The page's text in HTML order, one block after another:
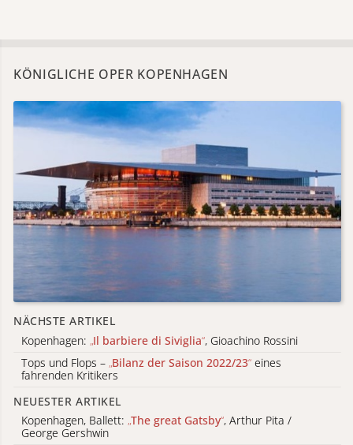
KÖNIGLICHE OPER KOPENHAGEN
NÄCHSTE ARTIKEL
Kopenhagen: „Il barbiere di Siviglia“, Gioachino Rossini
Tops und Flops – „Bilanz der Saison 2022/23“ eines
fahrenden Kritikers
NEUESTER ARTIKEL
Kopenhagen, Ballett: „The great Gatsby“, Arthur Pita /
George Gershwin